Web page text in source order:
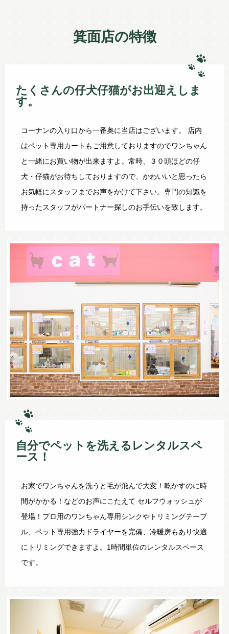
箕面店の特徴
たくさんの仔犬仔猫がお出迎えしま
す。
コーナンの入り口から一番奥に当店はございます。 店内
はペット専用カートもご用意しておりますのでワンちゃん
と一緒にお買い物が出来ますよ。常時、３０頭ほどの仔
犬・仔猫がお待ちしておりますので、かわいいと思ったら
お気軽にスタッフまでお声をかけて下さい。専門の知識を
持ったスタッフがパートナー探しのお手伝いを致します。
自分でペットを洗えるレンタルスペ
ース！
お家でワンちゃんを洗うと毛が飛んで大変！乾かすのに時
間がかかる！などのお声にこたえて セルフウォッシュが
登場！プロ用のワンちゃん専用シンクやトリミングテーブ
ル、ペット専用強力ドライヤーを完備、冷暖房もあり快適
にトリミングできますよ。1時間単位のレンタルスペース
です。